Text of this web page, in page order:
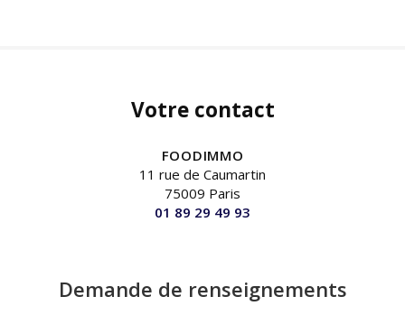
Votre contact
FOODIMMO
11 rue de Caumartin
75009 Paris
01 89 29 49 93
Demande de renseignements